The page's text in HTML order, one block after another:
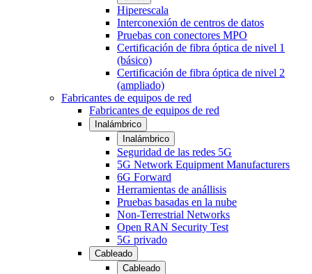
Hiperescala
Interconexión de centros de datos
Pruebas con conectores MPO
Certificación de fibra óptica de nivel 1
(básico)
Certificación de fibra óptica de nivel 2
(ampliado)
Fabricantes de equipos de red
Fabricantes de equipos de red
Inalámbrico
Inalámbrico
Seguridad de las redes 5G
5G Network Equipment Manufacturers
6G Forward
Herramientas de anállisis
Pruebas basadas en la nube
Non-Terrestrial Networks
Open RAN Security Test
5G privado
Cableado
Cableado